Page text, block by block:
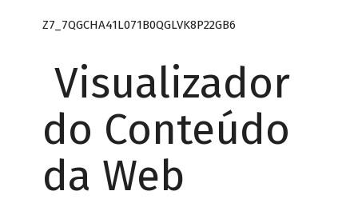
Z7_7QGCHA41L071B0QGLVK8P22GB6
Visualizador
do Conteúdo
da Web